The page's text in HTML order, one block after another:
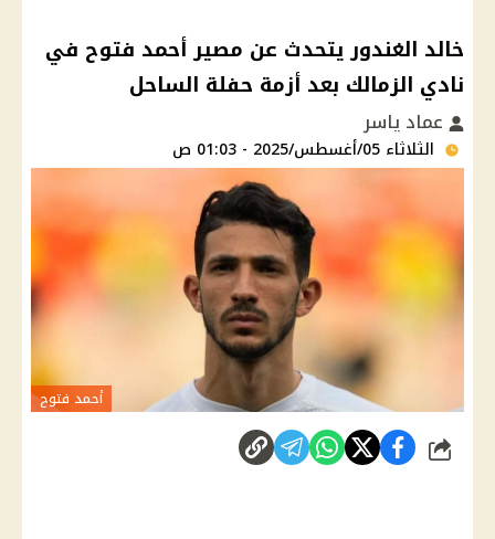
خالد الغندور يتحدث عن مصير أحمد فتوح في
نادي الزمالك بعد أزمة حفلة الساحل
عماد ياسر
الثلاثاء 05/أغسطس/2025 - 01:03 ص
أحمد فتوح
شارك